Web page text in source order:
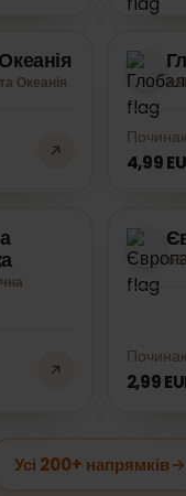
Океанія
4,99
2,99
Усі 200+ напрямків